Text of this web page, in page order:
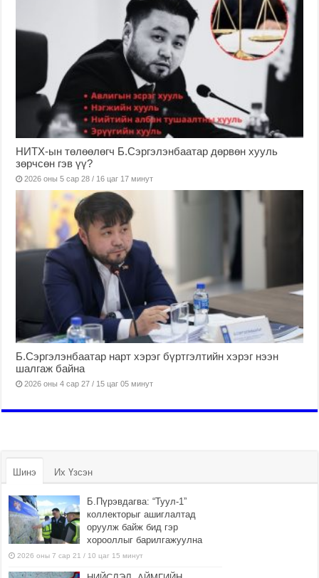
НИТХ-ын төлөөлөгч Б.Сэргэлэнбаатар дөрвөн хууль
зөрчсөн гэв үү?
2026 оны 5 сар 28 / 16 цаг 17 минут
Б.Сэргэлэнбаатар нарт хэрэг бүртгэлтийн хэрэг нээн
шалгаж байна
2026 оны 4 сар 27 / 15 цаг 05 минут
Шинэ Их Үзсэн
Б.Пүрэвдагва: “Туул-1”
коллекторыг ашиглалтад
оруулж байж бид гэр
хорооллыг барилгажуулна
2026 оны 7 сар 21 / 10 цаг 15 минут